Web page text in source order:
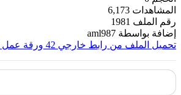
المشاهدات 6,173
رقم الملف 1981
إضافة بواسطة aml987
تحميل الملف من رابط خارجي 42 ورقة عمل كمراجعة للوحدات 5و6و7 ـ صور